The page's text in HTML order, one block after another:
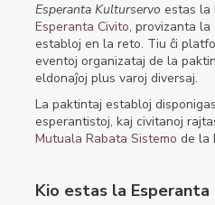
Esperanta Kulturservo estas la
Esperanta Civito, provizanta
establoj en la reto. Tiu ĉi
eventoj organizataj de la
eldonaĵoj plus varoj diversaj.
La paktintaj establoj
esperantistoj, kaj civitanoj
Mutuala Rabata Sistemo de la
Kio estas la Esperanta